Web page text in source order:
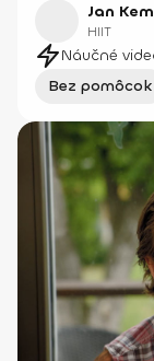
Jan
HIIT
Náučné
Bez pomôcok